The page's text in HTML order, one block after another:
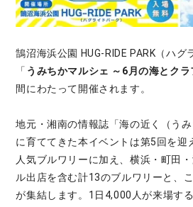
鵠沼海浜公園 HUG-RIDE PARK（ハグ
「 うみちかマルシェ ～6月の海とクラ
間にわたって開催されます。
地元・湘南の情報誌「海の近く（う
に育ててきた本イベントは第5回を迎
人気ブルワリーに加え、横浜・町田
ル出店を含む計13のブルワリーと、
が集結します。1日4,000人が来場す